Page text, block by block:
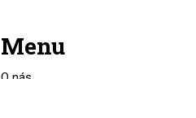
Menu
O nás